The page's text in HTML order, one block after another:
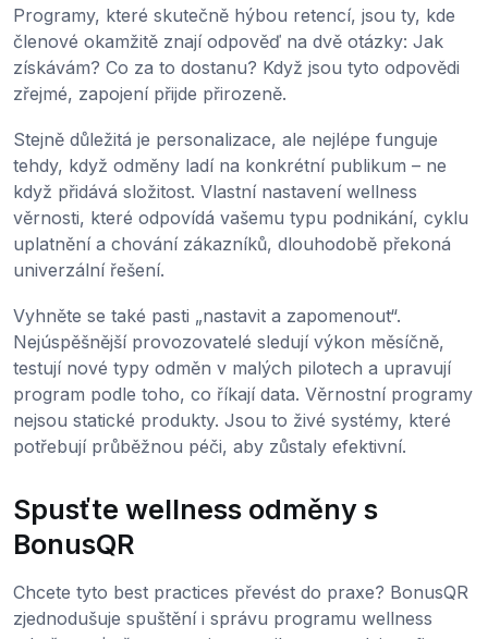
Programy, které skutečně hýbou retencí, jsou ty, kde
členové okamžitě znají odpověď na dvě otázky: Jak
získávám? Co za to dostanu? Když jsou tyto odpovědi
zřejmé, zapojení přijde přirozeně.
Stejně důležitá je personalizace, ale nejlépe funguje
tehdy, když odměny ladí na konkrétní publikum – ne
když přidává složitost. Vlastní nastavení wellness
věrnosti, které odpovídá vašemu typu podnikání, cyklu
uplatnění a chování zákazníků, dlouhodobě překoná
univerzální řešení.
Vyhněte se také pasti „nastavit a zapomenout“.
Nejúspěšnější provozovatelé sledují výkon měsíčně,
testují nové typy odměn v malých pilotech a upravují
program podle toho, co říkají data. Věrnostní programy
nejsou statické produkty. Jsou to živé systémy, které
potřebují průběžnou péči, aby zůstaly efektivní.
Spusťte wellness odměny s
BonusQR
Chcete tyto best practices převést do praxe? BonusQR
zjednodušuje spuštění i správu programu wellness